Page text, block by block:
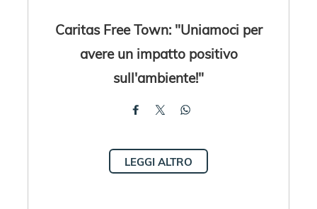
Caritas Free Town: "Uniamoci per
avere un impatto positivo
sull'ambiente!"
LEGGI ALTRO